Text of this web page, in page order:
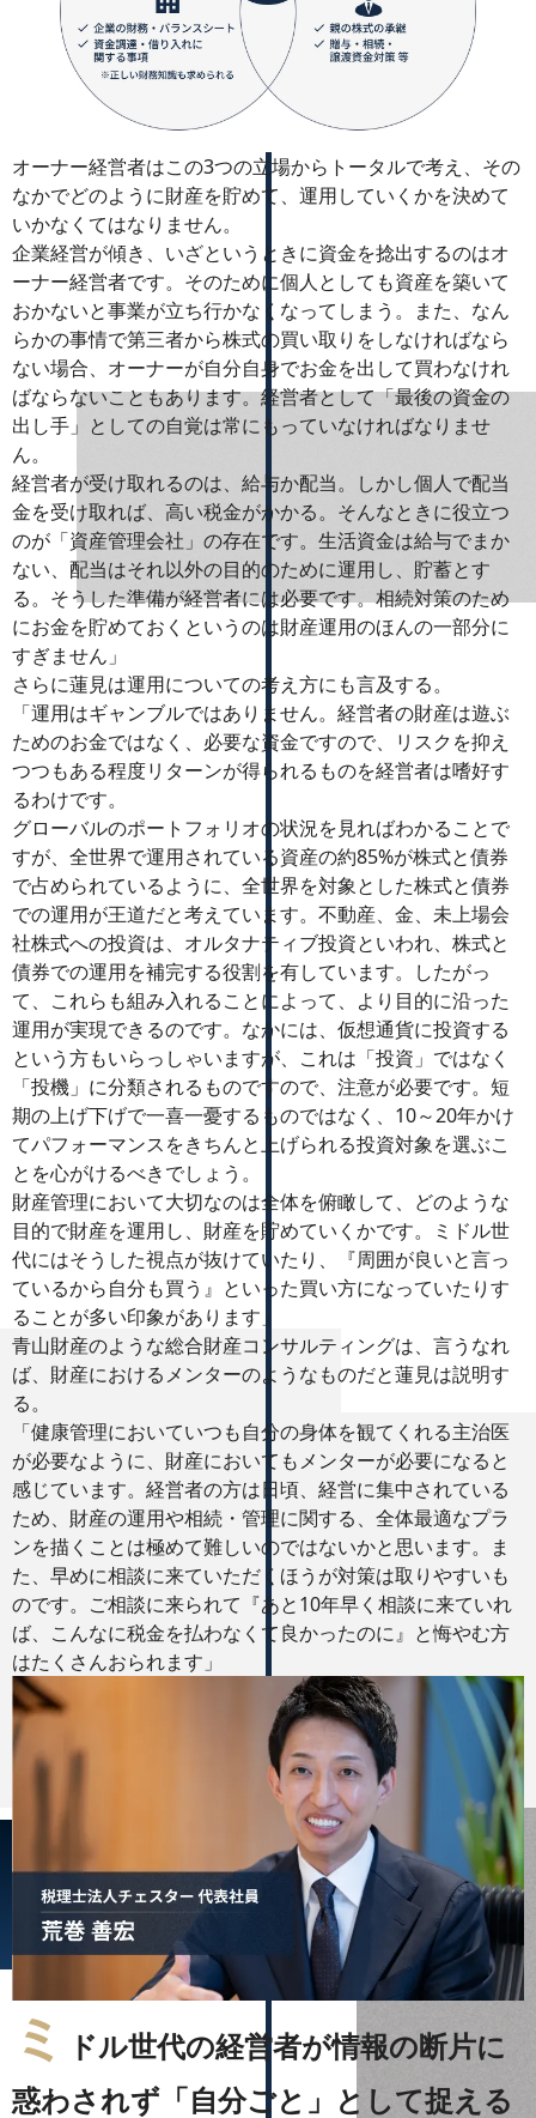
オーナー経営者はこの3つの立場からトータルで考え、その
なかでどのように財産を貯めて、運用していくかを決めて
いかなくてはなりません。
企業経営が傾き、いざというときに資金を捻出するのはオ
ーナー経営者です。そのために個人としても資産を築いて
おかないと事業が立ち行かなくなってしまう。また、なん
らかの事情で第三者から株式の買い取りをしなければなら
ない場合、オーナーが自分自身でお金を出して買わなけれ
ばならないこともあります。経営者として「最後の資金の
出し手」としての自覚は常にもっていなければなりませ
ん。
経営者が受け取れるのは、給与か配当。しかし個人で配当
金を受け取れば、高い税金がかかる。そんなときに役立つ
のが「資産管理会社」の存在です。生活資金は給与でまか
ない、配当はそれ以外の目的のために運用し、貯蓄とす
る。そうした準備が経営者には必要です。相続対策のため
にお金を貯めておくというのは財産運用のほんの一部分に
すぎません」
さらに蓮見は運用についての考え方にも言及する。
「運用はギャンブルではありません。経営者の財産は遊ぶ
ためのお金ではなく、必要な資金ですので、リスクを抑え
つつもある程度リターンが得られるものを経営者は嗜好す
るわけです。
グローバルのポートフォリオの状況を見ればわかることで
すが、全世界で運用されている資産の約85%が株式と債券
で占められているように、全世界を対象とした株式と債券
での運用が王道だと考えています。不動産、金、未上場会
社株式への投資は、オルタナティブ投資といわれ、株式と
債券での運用を補完する役割を有しています。したがっ
て、これらも組み入れることによって、より目的に沿った
運用が実現できるのです。なかには、仮想通貨に投資する
という方もいらっしゃいますが、これは「投資」ではなく
「投機」に分類されるものですので、注意が必要です。短
期の上げ下げで一喜一憂するものではなく、10～20年かけ
てパフォーマンスをきちんと上げられる投資対象を選ぶこ
とを心がけるべきでしょう。
財産管理において大切なのは全体を俯瞰して、どのような
目的で財産を運用し、財産を貯めていくかです。ミドル世
代にはそうした視点が抜けていたり、『周囲が良いと言っ
ているから自分も買う』といった買い方になっていたりす
ることが多い印象があります」
青山財産のような総合財産コンサルティングは、言うなれ
ば、財産におけるメンターのようなものだと蓮見は説明す
る。
「健康管理においていつも自分の身体を観てくれる主治医
が必要なように、財産においてもメンターが必要になると
感じています。経営者の方は日頃、経営に集中されている
ため、財産の運用や相続・管理に関する、全体最適なプラ
ンを描くことは極めて難しいのではないかと思います。ま
た、早めに相談に来ていただくほうが対策は取りやすいも
のです。ご相談に来られて『あと10年早く相談に来ていれ
ば、こんなに税金を払わなくて良かったのに』と悔やむ方
はたくさんおられます」
ミ
ドル世代の経営者が情報の断片に
惑わされず「自分ごと」として捉える